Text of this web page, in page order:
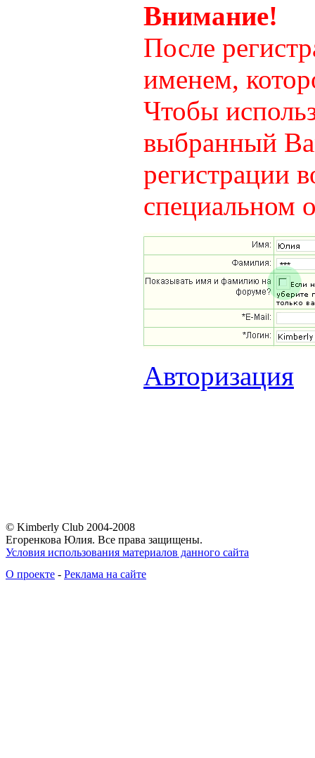
Внимание!
После
именем,
Чтобы
выбранный
регистрации
специальном
Авторизация
© Kimberly Club 2004-2008
Егоренкова Юлия. Все права защищены.
Условия использования материалов данного сайта
О проекте - Реклама на сайте